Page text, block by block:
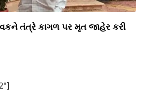
તંત્રે કાગળ પર મૃત જાહેર કરી